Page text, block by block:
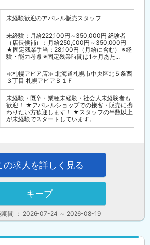
未経験歓迎のアパレル販売スタッフ
未経験：月給222,100円～350,000円 経験者
（店長候補）：月給250,000円～350,000円
★固定残業手当：28,100円（月給に含む） ※経
験・能力考慮 ※固定残業時間は1ヶ月あた...
≪札幌アピア店≫ 北海道札幌市中央区北５条西
３丁目 札幌アピアＢ１Ｆ
未経験・既卒・業種未経験・社会人未経験者も
歓迎！ ★アパレルショップでの接客・販売に携
わりたい方歓迎します！ ★スタッフの半数以上
が未経験でスタートしています。
期間 ： 2026-07-24 ～ 2026-08-19
の求人を詳しく見る
キープ